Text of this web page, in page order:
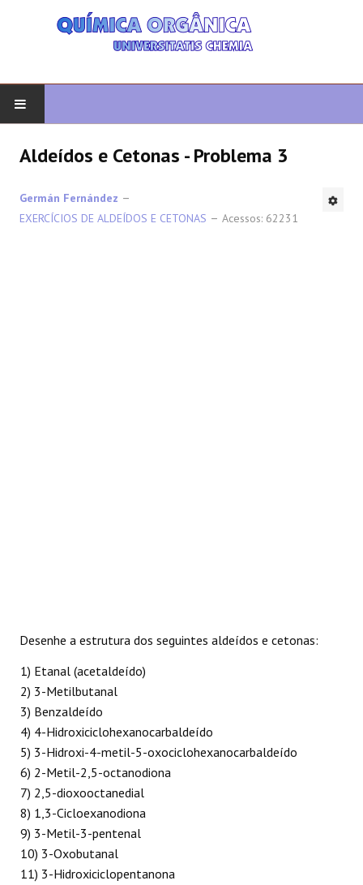
ORGÂNICO AVANÇADO
Aldeídos e Cetonas - Problema 3
Germán Fernández
EXERCÍCIOS DE ALDEÍDOS E CETONAS
Acessos: 62231
Desenhe a estrutura dos seguintes aldeídos e cetonas:
1) Etanal (acetaldeído)
2) 3-Metilbutanal
3) Benzaldeído
4) 4-Hidroxiciclohexanocarbaldeído
5) 3-Hidroxi-4-metil-5-oxociclohexanocarbaldeído
6) 2-Metil-2,5-octanodiona
7) 2,5-dioxooctanedial
8) 1,3-Cicloexanodiona
9) 3-Metil-3-pentenal
10) 3-Oxobutanal
11) 3-Hidroxiciclopentanona